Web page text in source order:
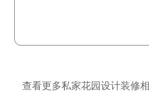
查看更多私家花园设计装修